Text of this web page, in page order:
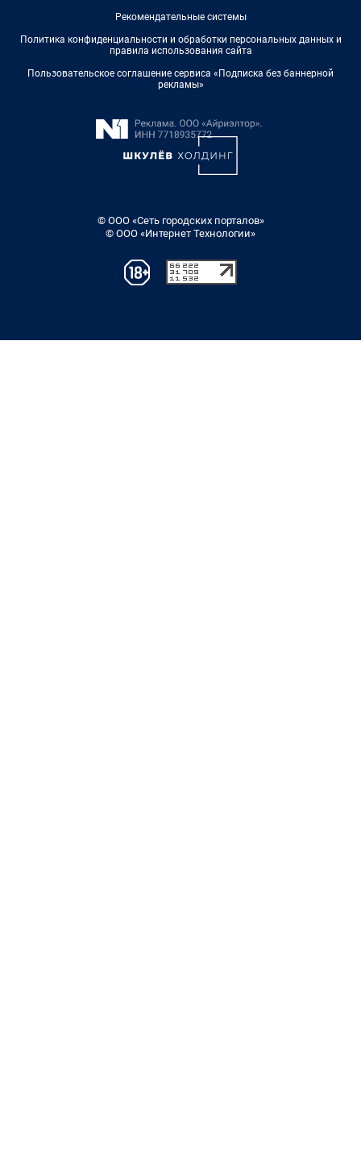
Рекомендательные системы
Политика конфиденциальности и обработки персональных данных и
правила использования сайта
Пользовательское соглашение сервиса «Подписка без баннерной
рекламы»
© ООО «Сеть городских порталов»
© ООО «Интернет Технологии»